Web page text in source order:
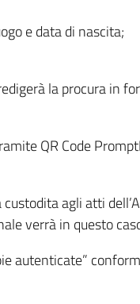
e data di nascita;
la procura in
QR Code
agli atti
verrà in questo
autenticate”